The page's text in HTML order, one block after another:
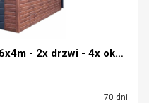
Schowek - domek ogrodowy 6x4m - 2x drzwi - 4x okn...
70 dni